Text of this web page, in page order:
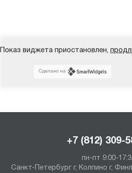
Показ виджета приостановлен,
Сделано на
+7 (812) 309-
пн-пт 9:00-
Санкт-Петербург г, Колпино г,